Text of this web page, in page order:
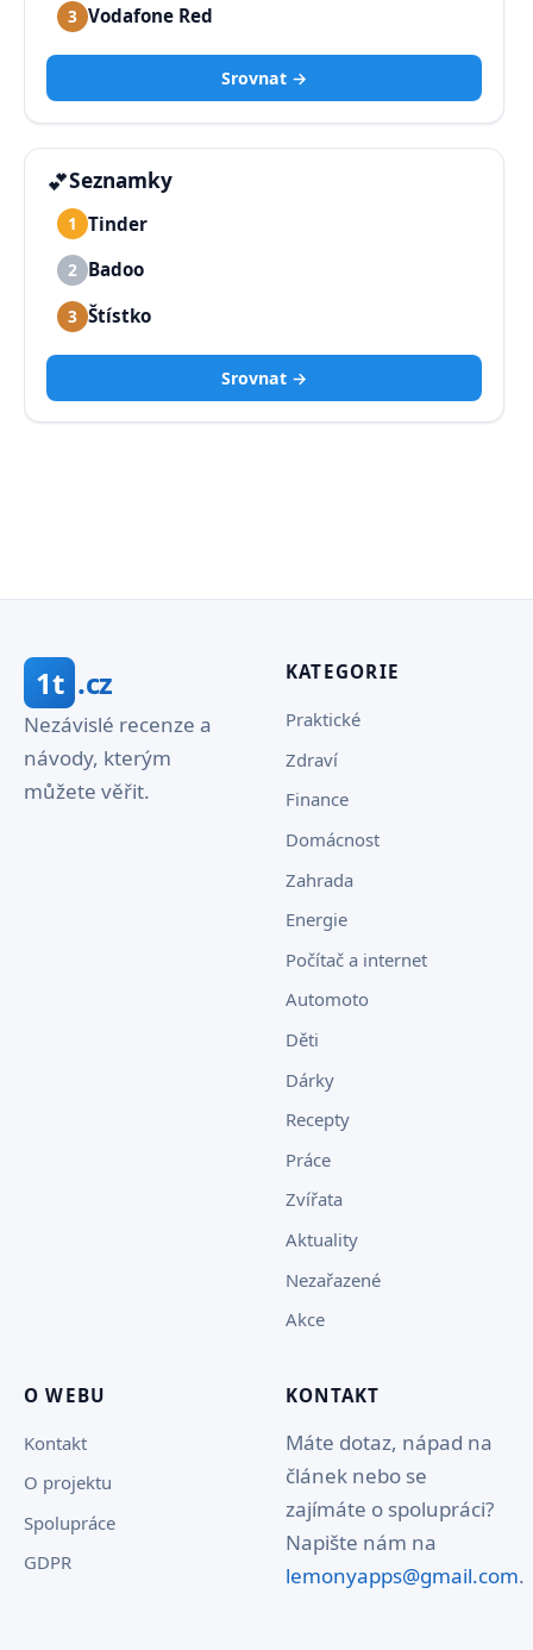
3 Vodafone Red
Srovnat →
💕Seznamky
1 Tinder
2 Badoo
3 Štístko
Srovnat →
1t .cz
Nezávislé recenze a
návody, kterým
můžete věřit.
KATEGORIE
Praktické
Zdraví
Finance
Domácnost
Zahrada
Energie
Počítač a internet
Automoto
Děti
Dárky
Recepty
Práce
Zvířata
Aktuality
Nezařazené
Akce
O WEBU
Kontakt
O projektu
Spolupráce
GDPR
KONTAKT
Máte dotaz, nápad na
článek nebo se
zajímáte o spolupráci?
Napište nám na
lemonyapps@gmail.com.